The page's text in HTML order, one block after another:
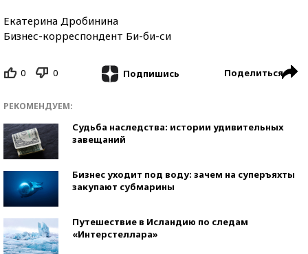
Екатерина Дробинина
Бизнес-корреспондент Би-би-си
0 0 Подпишись Поделиться
РЕКОМЕНДУЕМ:
Судьба наследства: истории удивительных
завещаний
Бизнес уходит под воду: зачем на суперъяхты
закупают субмарины
Путешествие в Исландию по следам
«Интерстеллара»